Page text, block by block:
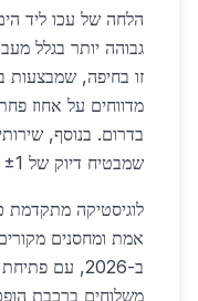
הלחה של עכו ליד
גבוהה יותר בגלל
זו בחיפה, שמבצעות
בדרום. בנוסף,
שמבטיח דיוק של ±1 מ"מ.
אמת ומחסנים
ב-2026, עם
משלוחים ברכבת